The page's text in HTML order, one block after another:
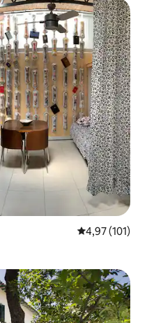
Vidutinis
4,97 (101)